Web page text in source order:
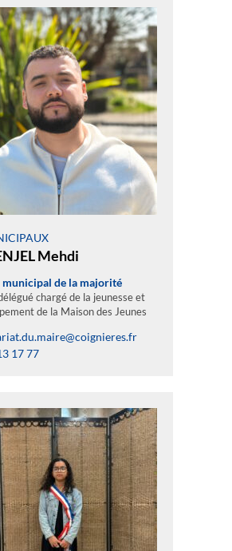
Mehdi
de la majorité
chargé de la jeunesse et
de la Maison des Jeunes
17 77